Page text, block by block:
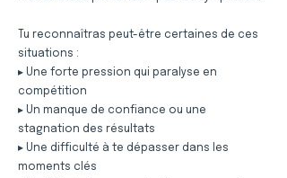
Tu reconnaîtras peut-être certaines de ces
situations :
▸ Une forte pression qui paralyse en
compétition
▸ Un manque de confiance ou une
stagnation des résultats
▸ Une difficulté à te dépasser dans les
moments clés